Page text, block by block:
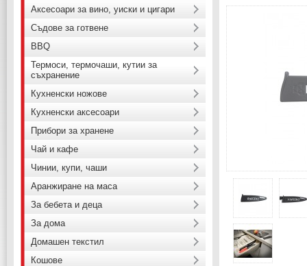
Аксесоари за вино, уиски и цигари
Съдове за готвене
BBQ
Термоси, термочаши, кутии за
съхранение
Кухненски ножове
Кухненски аксесоари
Прибори за хранене
Чай и кафе
Чинии, купи, чаши
Аранжиране на маса
За бебета и деца
За дома
Домашен текстил
Кошове